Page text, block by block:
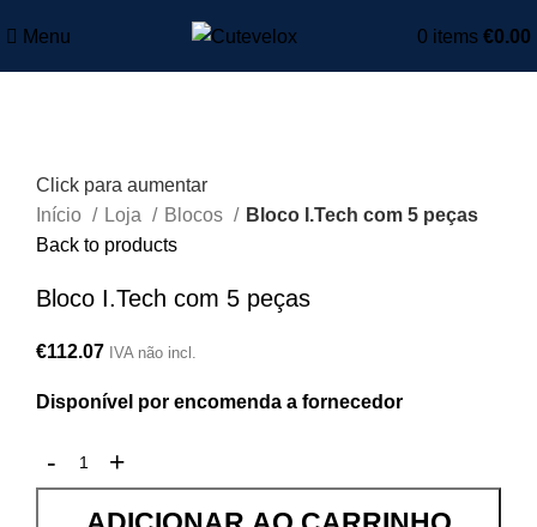
Menu 0 items €0.00
Click para aumentar
Início
Loja Blocos
Bloco I.Tech com 5 peças
Back to products
Bloco I.Tech com 5 peças
€112.07 IVA não incl.
Disponível por encomenda a fornecedor